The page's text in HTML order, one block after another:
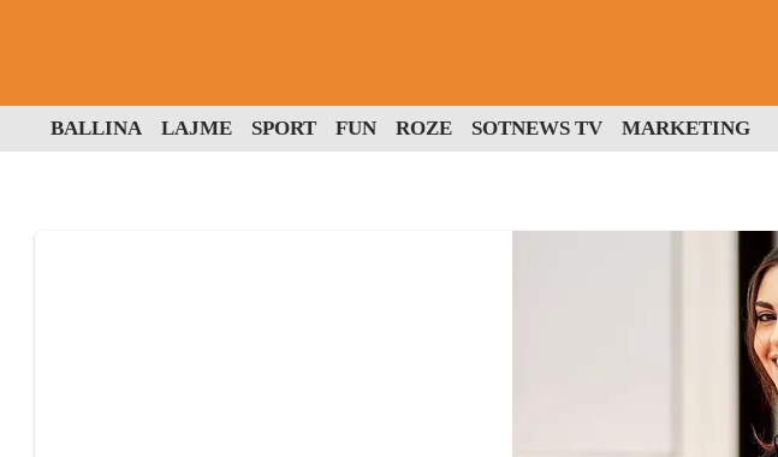
BALLINA LAJME SPORT FUN ROZE SOTNEWS TV MARKETING